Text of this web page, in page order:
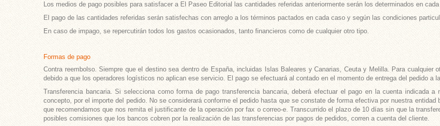
Los medios de pago posibles para satisfacer a El Paseo Editorial las cantidades referidas anteriormente serán los determinados en
El pago de las cantidades referidas serán satisfechas con arreglo a los términos pactados en cada caso y según las condiciones
En caso de impago, se repercutirán todos los gastos ocasionados, tanto financieros como de cualquier otro tipo.
Formas de pago
Contra reembolso. Siempre que el destino sea dentro de España, incluidas Islas Baleares y Canarias, Ceuta y Melilla. Para cualquier
debido a que los operadores logísticos no aplican ese servicio. El pago se efectuará al contado en el momento de entrega del pedido a
Transferencia bancaria. Si selecciona como forma de pago transferencia bancaria, deberá efectuar el pago en la cuenta indicada
concepto, por el importe del pedido. No se considerará conforme el pedido hasta que se constate de forma efectiva por nuestra
que recomendamos que nos remita el justificante de la operación por fax o correo-e. Transcurrido el plazo de 10 días sin que la
posibles comisiones que los bancos cobren por la realización de las transferencias por pagos de pedidos, corren a cuenta del cliente.